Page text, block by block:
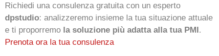
Richiedi una consulenza gratuita con un esperto
dpstudio: analizzeremo insieme la tua situazione attuale
e ti proporremo la soluzione più adatta alla tua PMI.
Prenota ora la tua consulenza